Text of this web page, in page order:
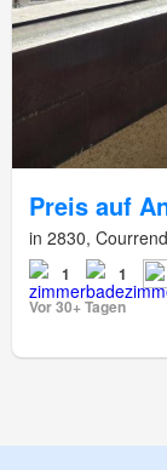
Preis auf
in 2830,
1 1
Vor 30+ Tagen